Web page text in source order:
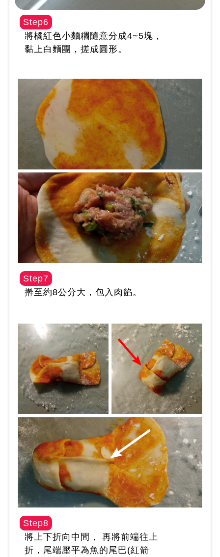
Step6
將橘紅色小麵糰隨意分成4~5塊，
黏上白麵團，搓成圓形。
Step7
擀至約8公分大，包入肉餡。
Step8
將上下折向中間， 再將前端往上
折，尾端壓平為魚的尾巴(紅箭